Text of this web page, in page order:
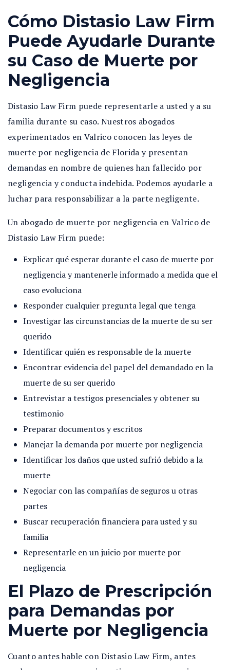
Cómo Distasio Law Firm
Puede Ayudarle Durante
su Caso de Muerte por
Negligencia
Distasio Law Firm puede representarle a usted y a su
familia durante su caso. Nuestros abogados
experimentados en Valrico conocen las leyes de
muerte por negligencia de Florida y presentan
demandas en nombre de quienes han fallecido por
negligencia y conducta indebida. Podemos ayudarle a
luchar para responsabilizar a la parte negligente.
Un abogado de muerte por negligencia en Valrico de
Distasio Law Firm puede:
Explicar qué esperar durante el caso de muerte por
negligencia y mantenerle informado a medida que el
caso evoluciona
Responder cualquier pregunta legal que tenga
Investigar las circunstancias de la muerte de su ser
querido
Identificar quién es responsable de la muerte
Encontrar evidencia del papel del demandado en la
muerte de su ser querido
Entrevistar a testigos presenciales y obtener su
testimonio
Preparar documentos y escritos
Manejar la demanda por muerte por negligencia
Identificar los daños que usted sufrió debido a la
muerte
Negociar con las compañías de seguros u otras
partes
Buscar recuperación financiera para usted y su
familia
Representarle en un juicio por muerte por
negligencia
El Plazo de Prescripción
para Demandas por
Muerte por Negligencia
Cuanto antes hable con Distasio Law Firm, antes